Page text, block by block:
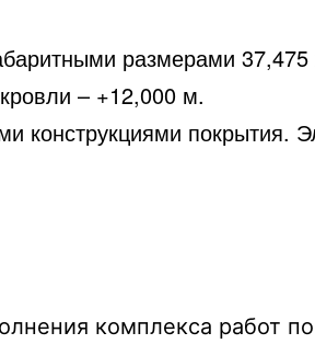
размерами
– +12,000 м.
конструкциями покрытия.
комплекса работ по